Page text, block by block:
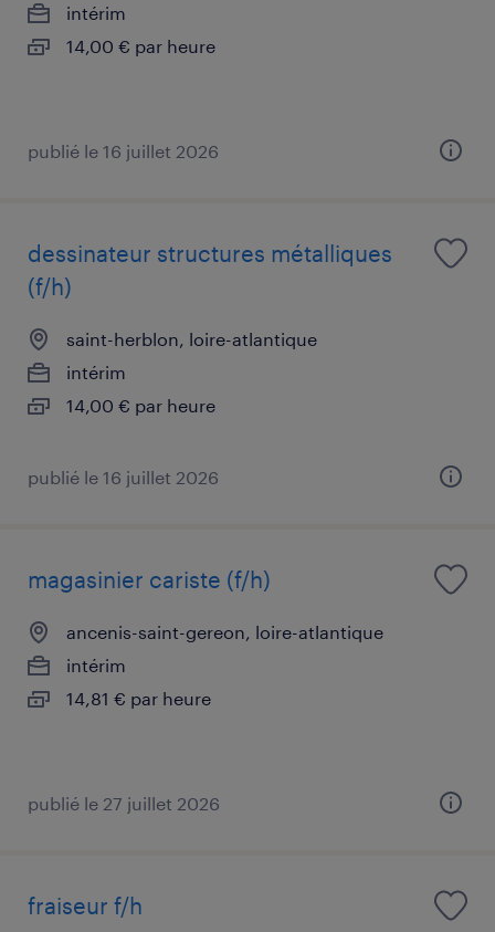
intérim
14,00 € par heure
publié le 16 juillet 2026
dessinateur structures métalliques
(f/h)
saint-herblon, loire-atlantique
intérim
14,00 € par heure
publié le 16 juillet 2026
magasinier cariste (f/h)
ancenis-saint-gereon, loire-atlantique
intérim
14,81 € par heure
publié le 27 juillet 2026
fraiseur f/h